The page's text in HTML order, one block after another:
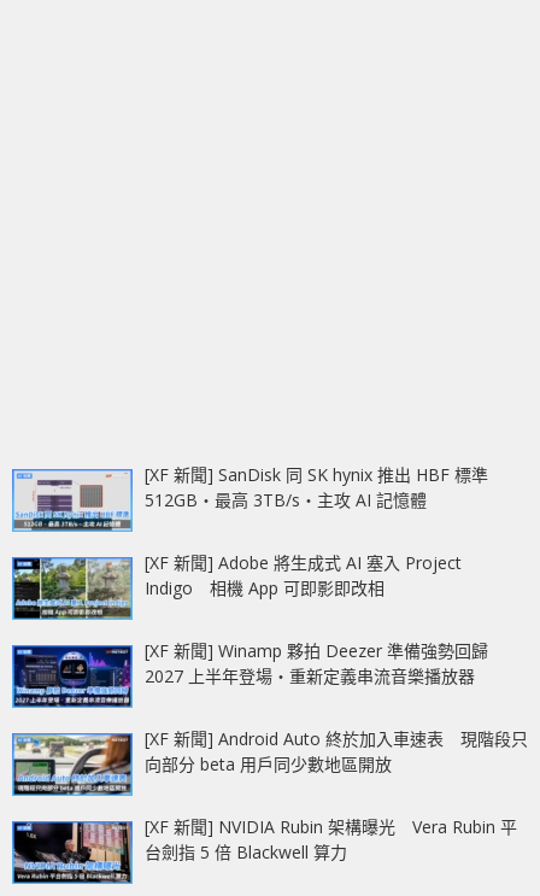
[XF 新聞] SanDisk 同 SK hynix 推出 HBF 標準
512GB‧最高 3TB/s‧主攻 AI 記憶體
[XF 新聞] Adobe 將生成式 AI 塞入 Project
Indigo 相機 App 可即影即改相
[XF 新聞] Winamp 夥拍 Deezer 準備強勢回歸
2027 上半年登場‧重新定義串流音樂播放器
[XF 新聞] Android Auto 終於加入車速表 現階段只
向部分 beta 用戶同少數地區開放
[XF 新聞] NVIDIA Rubin 架構曝光 Vera Rubin 平
台劍指 5 倍 Blackwell 算力